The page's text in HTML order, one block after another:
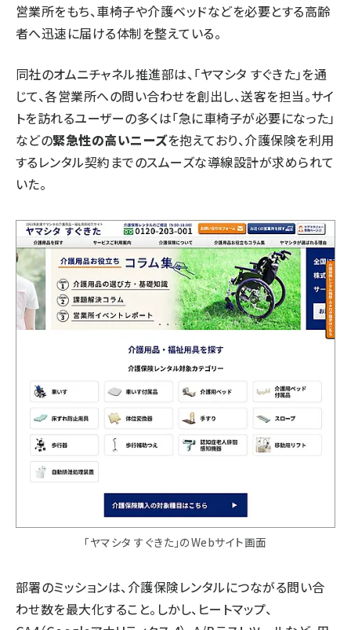
営業所をもち、車椅子や介護ベッドなどを必要とする高齢
者へ迅速に届ける体制を整えている。
同社のオムニチャネル推進部は、「ヤマシタ すぐきた」を通
じて、各営業所への問い合わせを創出し、送客を担当。サイ
トを訪れるユーザーの多くは「急に車椅子が必要になった」
などの緊急性の高いニーズを抱えており、介護保険を利用
するレンタル契約までのスムーズな導線設計が求められて
いた。
「ヤマシタ すぐきた」のWebサイト画面
部署のミッションは、介護保険レンタルにつながる問い合
わせ数を最大化すること。しかし、ヒートマップ、